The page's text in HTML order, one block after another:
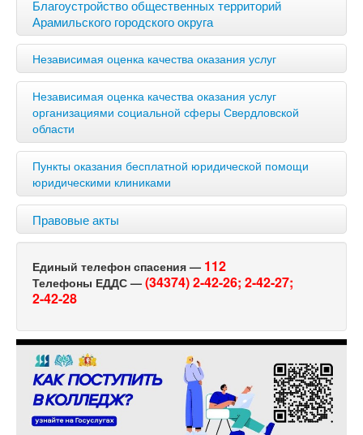
Благоустройство общественных территорий
Арамильского городского округа
Независимая оценка качества оказания услуг
Независимая оценка качества оказания услуг
организациями социальной сферы Свердловской
области
Пункты оказания бесплатной юридической помощи
юридическими клиниками
Правовые акты
Единый телефон спасения — 112
Телефоны ЕДДС — (34374) 2-42-26; 2-42-27;
2-42-28